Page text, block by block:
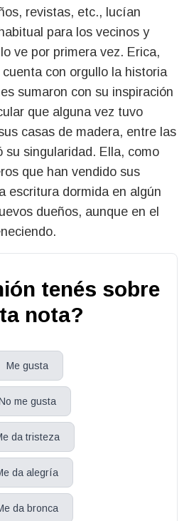
revistas, etc., lucían
para los vecinos y
ve por primera vez. Erica,
con orgullo la historia
sumaron con su inspiración
que alguna vez tuvo
casas de madera, entre las
su singularidad. Ella, como
que han vendido sus
escritura dormida en algún
dueños, aunque en el
tenés sobre
nota?
Me gusta
me gusta
da tristeza
da alegría
da bronca